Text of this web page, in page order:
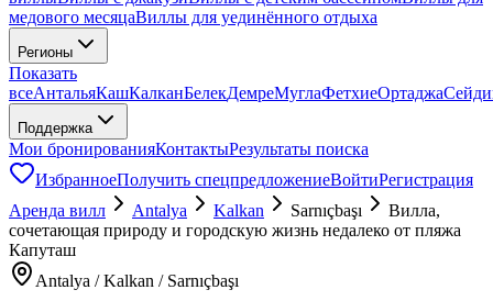
медового месяцаВиллы для уединённого отдыха
Регионы
Показать
всеАнтальяКашКалканБелекДемреМуглаФетхиеОртаджа
Поддержка
Мои бронированияКонтактыРезультаты поиска
ИзбранноеПолучить спецпредложениеВойтиРегистрация
Аренда вилл
Antalya Kalkan Sarnıçbaşı
Вилла,
сочетающая природу и городскую жизнь недалеко от пляжа
Капуташ
Antalya / Kalkan / Sarnıçbaşı